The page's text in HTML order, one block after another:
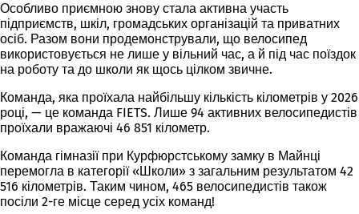
Особливо приємною знову стала активна участь
підприємств, шкіл, громадських організацій та приватних
осіб. Разом вони продемонстрували, що велосипед
використовується не лише у вільний час, а й під час поїздок
на роботу та до школи як щось цілком звичне.
Команда, яка проїхала найбільшу кількість кілометрів у 2026
році, — це команда FIETS. Лише 94 активних велосипедистів
проїхали вражаючі 46 851 кілометр.
Команда гімназії при Курфюрстському замку в Майнці
перемогла в категорії «Школи» з загальним результатом 42
516 кілометрів. Таким чином, 465 велосипедистів також
посіли 2-ге місце серед усіх команд!